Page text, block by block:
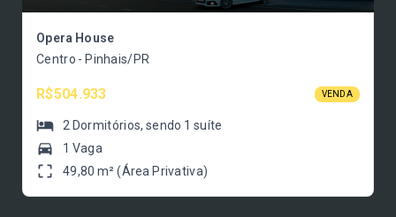
Opera House
Centro - Pinhais/PR
R$504.933 VENDA
2 Dormitórios, sendo 1 suíte
1 Vaga
49,80 m² (Área Privativa)